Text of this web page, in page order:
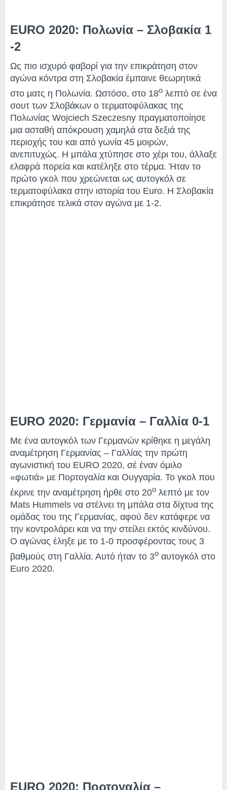
EURO 2020: Πολωνία – Σλοβακία 1
-2
Ως πιο ισχυρό φαβορί για την επικράτηση στον
αγώνα κόντρα στη Σλοβακία έμπαινε θεωρητικά
στο ματς η Πολωνία. Ωστόσο, στο 18ο λεπτό σε ένα
σουτ των Σλοβάκων ο τερματοφύλακας της
Πολωνίας Wojciech Szeczesny πραγματοποίησε
μια ασταθή απόκρουση χαμηλά στα δεξιά της
περιοχής του και από γωνία 45 μοιρών,
ανεπιτυχώς. Η μπάλα χτύπησε στο χέρι του, άλλαξε
ελαφρά πορεία και κατέληξε στο τέρμα. Ήταν το
πρώτο γκολ που χρεώνεται ως αυτογκόλ σε
τερματοφύλακα στην ιστορία του Euro. Η Σλοβακία
επικράτησε τελικά στον αγώνα με 1-2.
EURO 2020: Γερμανία – Γαλλία 0-1
Με ένα αυτογκόλ των Γερμανών κρίθηκε η μεγάλη
αναμέτρηση Γερμανίας – Γαλλίας την πρώτη
αγωνιστική του EURO 2020, σέ έναν όμιλο
«φωτιά» με Πορτογαλία και Ουγγαρία. Το γκολ που
έκρινε την αναμέτρηση ήρθε στο 20ο λεπτό με τον
Mats Hummels να στέλνει τη μπάλα στα δίχτυα της
ομάδας του της Γερμανίας, αφού δεν κατάφερε να
την κοντρολάρει και να την στείλει εκτός κινδύνου.
Ο αγώνας έληξε με το 1-0 προσφέροντας τους 3
βαθμούς στη Γαλλία. Αυτό ήταν το 3ο αυτογκόλ στο
Euro 2020.
EURO 2020: Πορτογαλία –